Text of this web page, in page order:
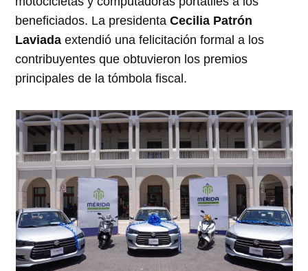
beneficiados. La presidentaCecilia Patrón
Laviada extendió una felicitación formal a los
contribuyentes que obtuvieron los premios
principales de la tómbola fiscal.